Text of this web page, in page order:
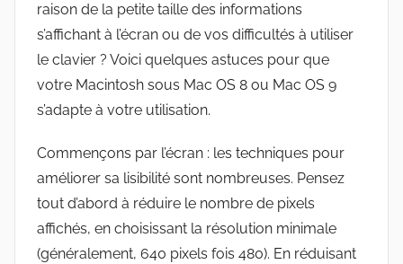
raison de la petite taille des informations
s’affichant à l’écran ou de vos difficultés à utiliser
le clavier ? Voici quelques astuces pour que
votre Macintosh sous Mac OS 8 ou Mac OS 9
s’adapte à votre utilisation.
Commençons par l’écran : les techniques pour
améliorer sa lisibilité sont nombreuses. Pensez
tout d’abord à réduire le nombre de pixels
affichés, en choisissant la résolution minimale
(généralement, 640 pixels fois 480). En réduisant